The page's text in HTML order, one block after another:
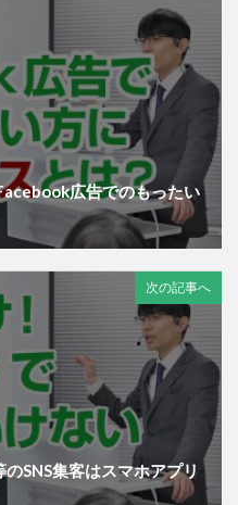
広告でのもったい
次の記事へ
SNS集客はスマホアプリ